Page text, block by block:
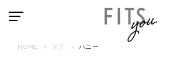
HOME タグ ハニー